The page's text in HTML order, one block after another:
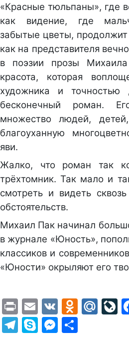
«Красные тюльпаны», где
как видение, где
забытые цветы,
как на представителя
в поэзии прозы
красота, которая
художника и точностью
бесконечный роман.
множество людей,
благоуханную
яви.
Жалко, что роман так
трёхтомник. Так мало и
смотреть и видеть
обстоятельств.
Михаил Пак начинал
в журнале «Юность»,
классиков и
«Юности» окрыляют его
PrintEmail
VK
Telegram
Skype